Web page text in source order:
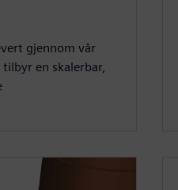
gjennom vår
en skalerbar,